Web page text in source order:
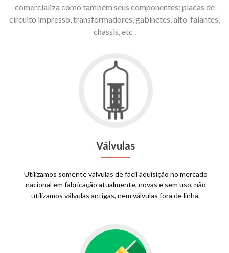
comercializa como também seus componentes: placas de
circuito impresso, transformadores, gabinetes, alto-falantes,
chassis, etc .
Válvulas
Utilizamos somente válvulas de fácil aquisição no mercado
nacional em fabricação atualmente, novas e sem uso, não
utilizamos válvulas antigas, nem válvulas fora de linha.